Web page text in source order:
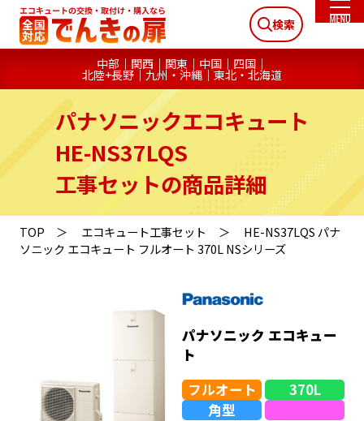
検索
中部 関西 関東 中国 四国
北陸+長野 九州・沖縄 東北・北海道
パナソニックエコキュート
HE-NS37LQS
工事セットの商品詳細
TOP エコキュート工事セット
HE-NS37LQS パナ
ソニック エコキュート フルオート 370L NSシリーズ
パナソニック エコキュー
ト
フルオート
370L
角型